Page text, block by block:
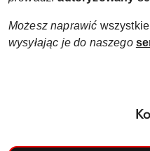
Możesz naprawić
wysyłając je do naszego